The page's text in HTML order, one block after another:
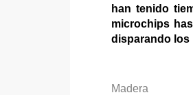
han tenido
microchips
disparando los